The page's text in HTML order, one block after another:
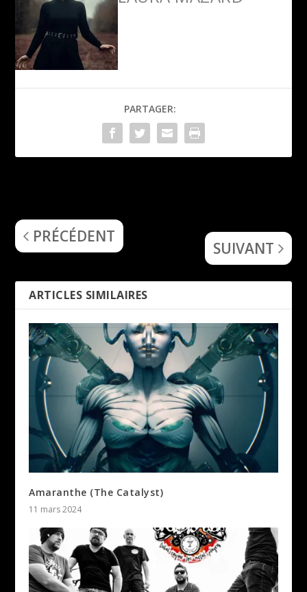
PARTAGER:
PRÉCÉDENT
SUIVANT
ARTICLES SIMILAIRES
Amaranthe (The Catalyst)
11 mars 2024